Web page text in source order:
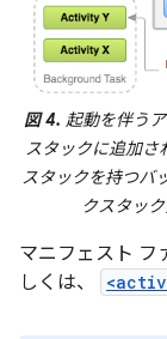
図 4. 起動を伴う
スタックに追加さ
スタックを持つバ
クスタッ
マニフェスト フ
しくは、